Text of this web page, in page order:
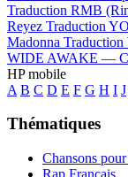
Traduction RMB
Reyez Traduction
Madonna
WIDE AWAKE —
HP mobile
A B C D E F G H I J
Thématiques
Chansons
Rap Français